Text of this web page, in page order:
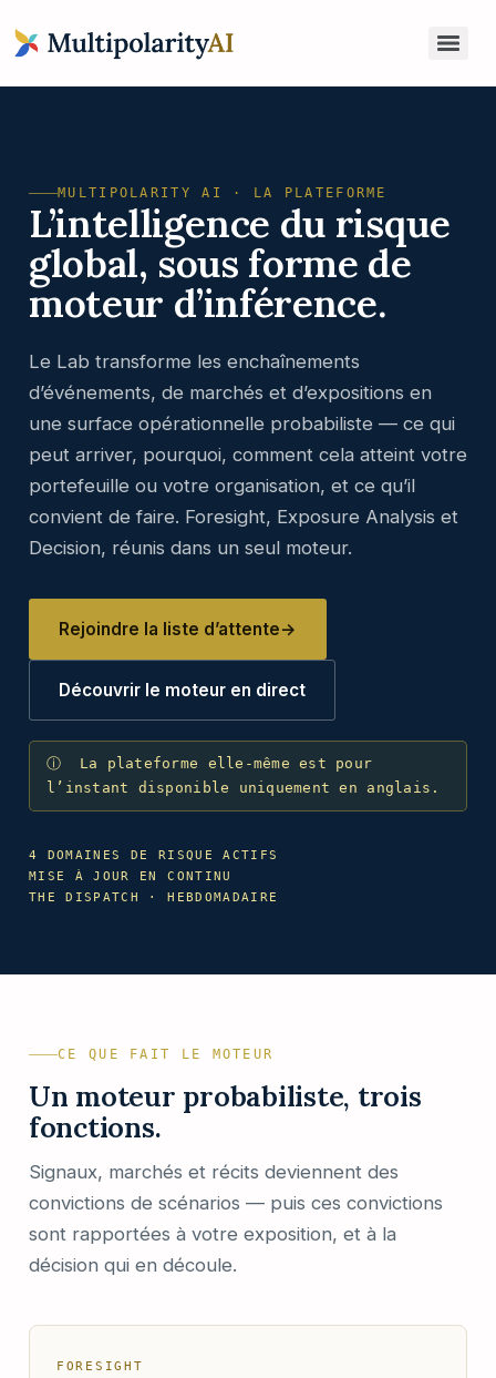
MULTIPOLARITY AI · LA PLATEFORME
L’intelligence du risque
global, sous forme de
moteur d’inférence.
Le Lab transforme les enchaînements
d’événements, de marchés et d’expositions en
une surface opérationnelle probabiliste — ce qui
peut arriver, pourquoi, comment cela atteint votre
portefeuille ou votre organisation, et ce qu’il
convient de faire. Foresight, Exposure Analysis et
Decision, réunis dans un seul moteur.
Rejoindre la liste d’attente→
Découvrir le moteur en direct
ⓘ La plateforme elle-même est pour
l’instant disponible uniquement en anglais.
4 DOMAINES DE RISQUE ACTIFS
MISE À JOUR EN CONTINU
THE DISPATCH · HEBDOMADAIRE
CE QUE FAIT LE MOTEUR
Un moteur probabiliste, trois
fonctions.
Signaux, marchés et récits deviennent des
convictions de scénarios — puis ces convictions
sont rapportées à votre exposition, et à la
décision qui en découle.
FORESIGHT